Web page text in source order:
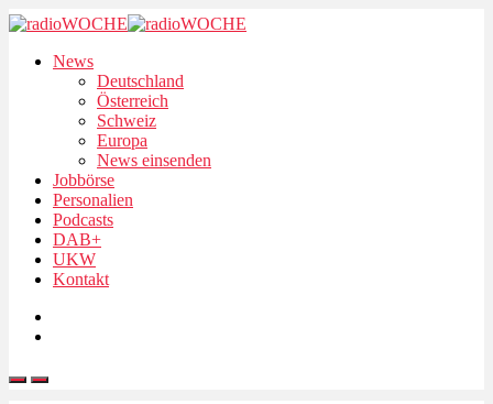
News
Deutschland
Österreich
Schweiz
Europa
News einsenden
Jobbörse
Personalien
Podcasts
DAB+
UKW
Kontakt